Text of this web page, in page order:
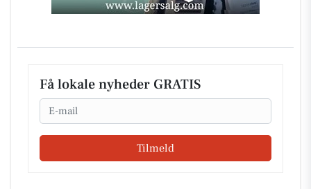
Få lokale nyheder GRATIS
Email
Tilmeld